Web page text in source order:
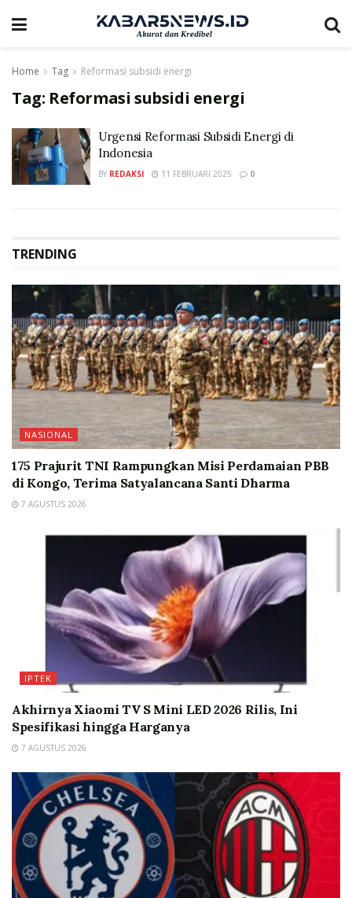
Home Tag Reformasi subsidi energi
Tag: Reformasi subsidi energi
Urgensi Reformasi Subsidi Energi di
Indonesia
BY REDAKSI 11 FEBRUARI 2025 0
TRENDING
NASIONAL
175 Prajurit TNI Rampungkan Misi Perdamaian PBB
di Kongo, Terima Satyalancana Santi Dharma
7 AGUSTUS 2026
IPTEK
Akhirnya Xiaomi TV S Mini LED 2026 Rilis, Ini
Spesifikasi hingga Harganya
7 AGUSTUS 2026